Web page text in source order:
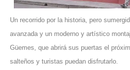
Un recorrido por la historia, pero
avanzada y un moderno y artístico
Güemes, que abrirá sus puertas el
salteños y turistas puedan disfrutarlo.